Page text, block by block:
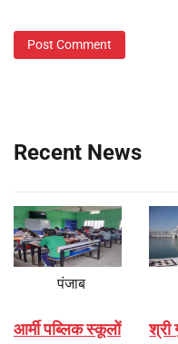
Recent News
पंजाब
आर्मी पब्लिक स्कूलों
श्री